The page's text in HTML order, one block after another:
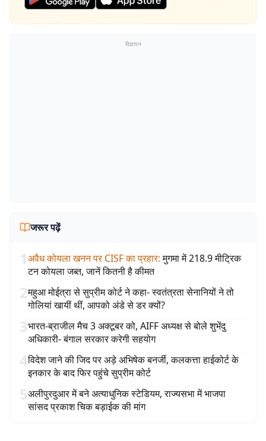
विज्ञापन
जरूर पढ़ें
1अवैध कोयला खनन पर CISF का प्रहार: मुगमा में 218.9 मीट्रिक
टन कोयला जब्त, जानें कितनी है कीमत
2महुआ मोईत्रा से सुप्रीम कोर्ट ने कहा- स्वतंत्रता सेनानियों ने तो
गोलियां खायीं थीं, आपको अंडे से डर क्यों?
3भारत-ब्राजील मैच 3 अक्टूबर को, AIFF अध्यक्ष से बोले शुभेंदु
अधिकारी- बंगाल सरकार करेगी सहयोग
4विदेश जाने की जिद पर अड़े अभिषेक बनर्जी, कलकत्ता हाईकोर्ट के
इनकार के बाद फिर पहुंचे सुप्रीम कोर्ट
5अलीपुरदुआर में बने अत्याधुनिक स्टेडियम, राज्यसभा में भाजपा
सांसद प्रकाश चिक बड़ाईक की मांग